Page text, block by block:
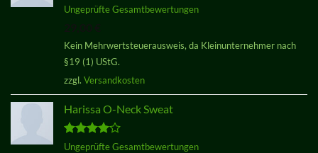
Bewertet
Ungeprüfte Gesamtbewertungen
Kein Mehrwertsteuerausweis, da Kleinunternehmer nach
§19 (1) UStG.
zzgl. Versandkosten
Harissa O-Neck Sweat
Bewertet
Ungeprüfte Gesamtbewertungen